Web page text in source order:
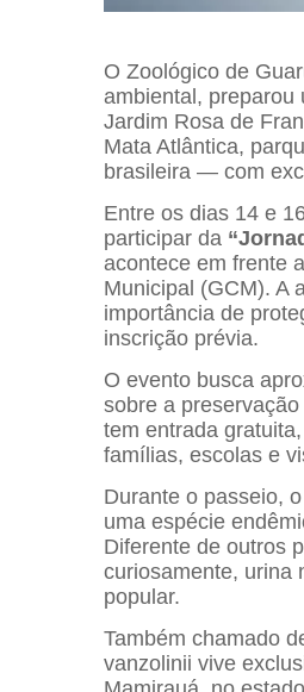
O Zoológico de
ambiental, preparou
Jardim Rosa de
Mata Atlântica,
brasileira — com
Entre os dias 14 e
participar da
acontece em frente
Municipal (GCM). A
importância de
inscrição prévia.
O evento busca
sobre a
tem entrada
famílias, escolas e
Durante o passeio,
uma espécie
Diferente de outros
curiosamente, urina
popular.
Também chamado
vanzolinii vive